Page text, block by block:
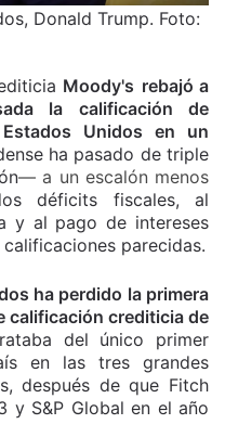
Donald Trump. Foto:
Moody's rebajó a
la calificación de
Unidos en un
ha pasado de triple
— a un escalón menos
déficits fiscales, al
y al pago de intereses
parecidas.
ha perdido la primera
calificación crediticia de
del único primer
en las tres grandes
después de que Fitch
y S&P Global en el año